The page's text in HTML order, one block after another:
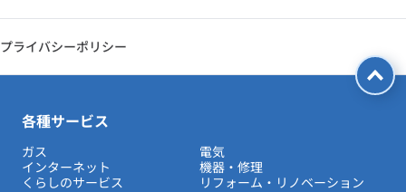
プライバシーポリシー
各種サービス
ガス
電気
インターネット
機器・修理
くらしのサービス
リフォーム・リノベーション